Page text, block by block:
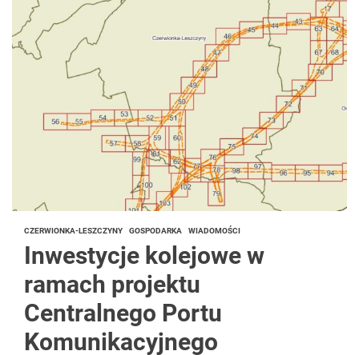
CZERWIONKA-LESZCZYNY GOSPODARKA WIADOMOŚCI
Inwestycje kolejowe w
ramach projektu
Centralnego Portu
Komunikacyjnego